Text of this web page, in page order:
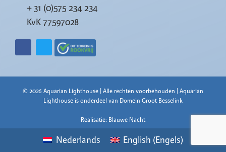
+ 31 (0)575 234 234
KvK 77597028
© 2026 Aquarian Lighthouse | Alle rechten voorbehouden | Aquarian
Lighthouse is onderdeel van Domein Groot Besselink
Realisatie: Blauwe Nacht
Nederlands English (Engels)